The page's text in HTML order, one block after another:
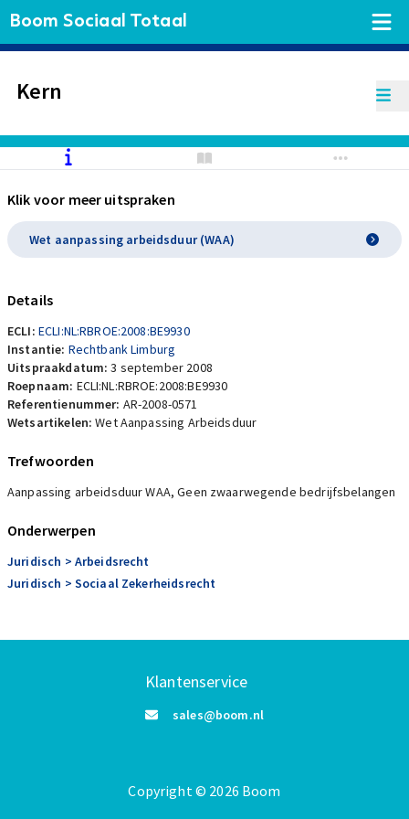
Boom Sociaal Totaal
Kern
Klik voor meer uitspraken
Wet aanpassing arbeidsduur (WAA)
Details
ECLI: ECLI:NL:RBROE:2008:BE9930
Instantie: Rechtbank Limburg
Uitspraakdatum:3 september 2008
Roepnaam: ECLI:NL:RBROE:2008:BE9930
Referentienummer: AR-2008-0571
Wetsartikelen:Wet Aanpassing Arbeidsduur
Trefwoorden
Aanpassing arbeidsduur WAA, Geen zwaarwegende bedrijfsbelangen
Onderwerpen
Juridisch > Arbeidsrecht
Juridisch > Sociaal Zekerheidsrecht
Klantenservice
sales@boom.nl
Copyright©️ 2026 Boom